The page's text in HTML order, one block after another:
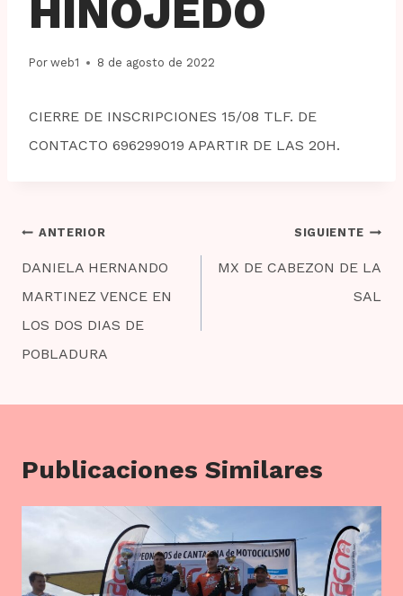
HINOJEDO
Por web1 8 de agosto de 2022
CIERRE DE INSCRIPCIONES 15/08 TLF. DE
CONTACTO 696299019 APARTIR DE LAS 20H.
Navegación
de
entradas
ANTERIOR
DANIELA HERNANDO
MARTINEZ VENCE EN
LOS DOS DIAS DE
POBLADURA
SIGUIENTE
MX DE CABEZON DE LA
SAL
Publicaciones Similares